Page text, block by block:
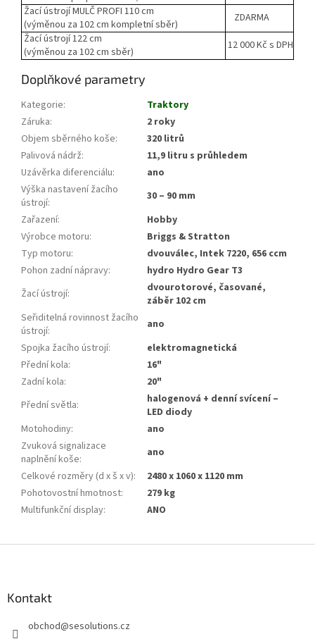
Žací ústrojí MULČ PROFI 110 cm
(výměnou za 102 cm kompletní sběr)
ZDARMA
Žací ústrojí 122 cm
(výměnou za 102 cm sběr)
12 000 Kč s DPH
Doplňkové parametry
Kategorie:
Traktory
Záruka:
2 roky
Objem sběrného koše:
320 litrů
Palivová nádrž:
11,9 litru s průhledem
Uzávěrka diferenciálu:
ano
Výška nastavení žacího
ústrojí:
30 – 90 mm
Zařazení:
Hobby
Výrobce motoru:
Briggs & Stratton
Typ motoru:
dvouválec, Intek 7220, 656 ccm
Pohon zadní nápravy:
hydro Hydro Gear T3
Žací ústrojí:
dvourotorové, časované,
záběr 102 cm
Seřiditelná rovinnost žacího
ústrojí:
ano
Spojka žacího ústrojí:
elektromagnetická
Přední kola:
16"
Zadní kola:
20"
Přední světla:
halogenová + denní svícení –
LED diody
Motohodiny:
ano
Zvuková signalizace
naplnění koše:
ano
Celkové rozměry (d x š x v):
2480 x 1060 x 1120 mm
Pohotovostní hmotnost:
279 kg
Multifunkční display: ANO
Kontakt
obchod@sesolutions.cz